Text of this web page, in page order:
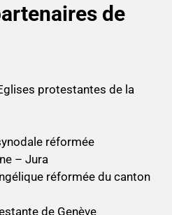
de
protestantes de la
réformée
– Jura
réformée du canton
de Genève